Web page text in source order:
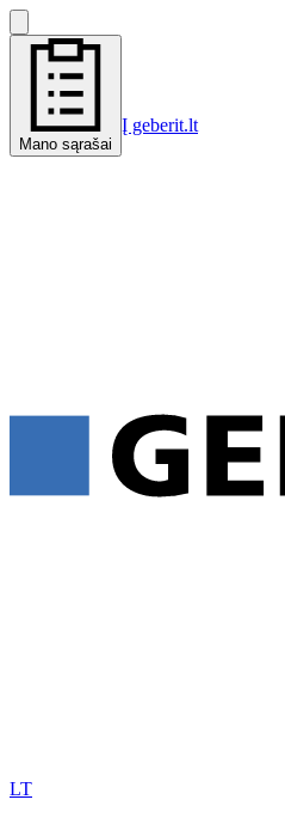
Mano sąrašai
Į geberit.lt
LT